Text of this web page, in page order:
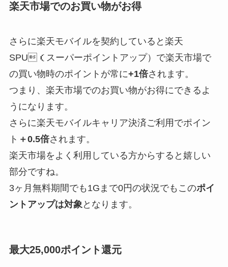
楽天市場でのお買い物がお得
さらに楽天モバイルを契約していると楽天
SPU（スーパーポイントアップ）で楽天市場で
の買い物時のポイントが常に+1倍されます。
つまり、楽天市場でのお買い物がお得にできるよ
うになります。
さらに楽天モバイルキャリア決済ご利用でポイン
ト ＋0.5倍されます。
楽天市場をよく利用している方からすると嬉しい
部分ですね。
3ヶ月無料期間でも1Gまで0円の状況でもこのポイ
ントアップは対象となります。
最大25,000ポイント還元